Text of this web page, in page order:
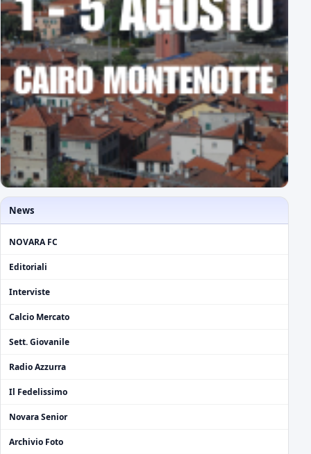
News
NOVARA FC
Editoriali
Interviste
Calcio Mercato
Sett. Giovanile
Radio Azzurra
Il Fedelissimo
Novara Senior
Archivio Foto